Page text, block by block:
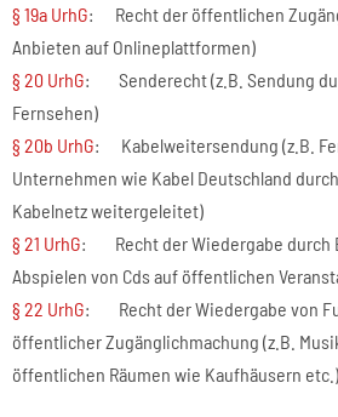
§ 19a UrhG: Recht der öffentlichen
Anbieten auf Onlineplattformen)
§ 20 UrhG: Senderecht (z.B. Sendung
Fernsehen)
§ 20b UrhG: Kabelweitersendung (z.B.
Unternehmen wie Kabel Deutschland
Kabelnetz weitergeleitet)
§ 21 UrhG: Recht der Wiedergabe durch
Abspielen von Cds auf öffentlichen
§ 22 UrhG: Recht der Wiedergabe von
öffentlicher Zugänglichmachung (z.B.
öffentlichen Räumen wie Kaufhäusern etc.)